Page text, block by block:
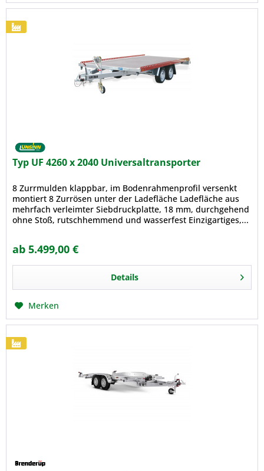
Typ UF 4260 x 2040 Universaltransporter
8 Zurrmulden klappbar, im Bodenrahmenprofil versenkt
montiert 8 Zurrösen unter der Ladefläche Ladefläche aus
mehrfach verleimter Siebdruckplatte, 18 mm, durchgehend
ohne Stoß, rutschhemmend und wasserfest Einzigartiges,...
ab 5.499,00 €
Details
Merken